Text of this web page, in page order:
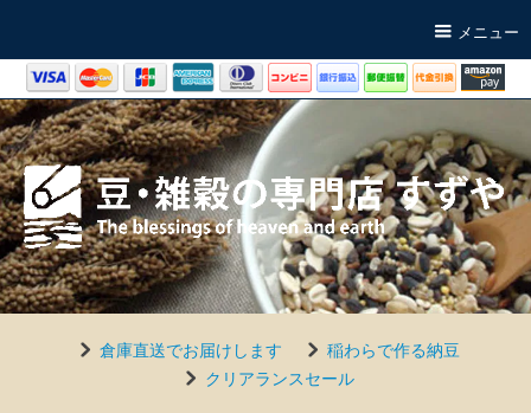
メニュー
倉庫直送でお届けします
稲わらで作る納豆
クリアランスセール